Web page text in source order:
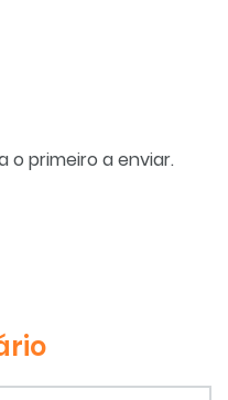
o primeiro a enviar.